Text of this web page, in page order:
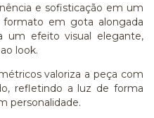
e sofisticação em um
em gota alongada
um efeito visual elegante,
look.
valoriza a peça com
refletindo a luz de forma
personalidade.